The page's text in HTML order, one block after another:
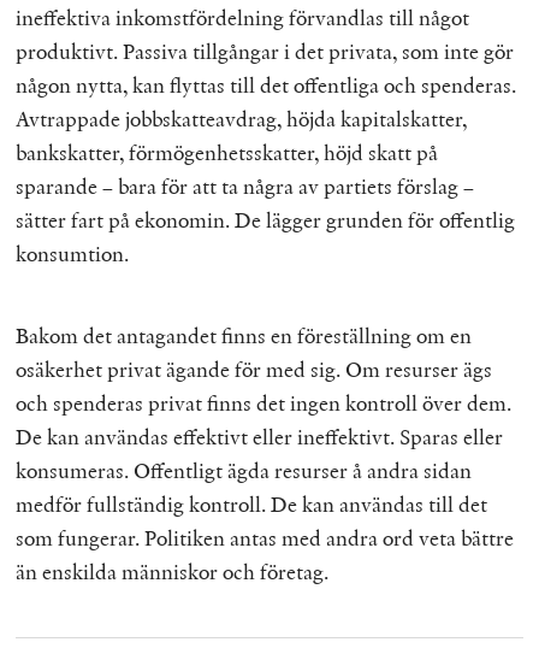
ineffektiva inkomstfördelning förvandlas till något
produktivt. Passiva tillgångar i det privata, som inte gör
någon nytta, kan flyttas till det offentliga och spenderas.
Avtrappade jobbskatteavdrag, höjda kapitalskatter,
bankskatter, förmögenhetsskatter, höjd skatt på
sparande – bara för att ta några av partiets förslag –
sätter fart på ekonomin. De lägger grunden för offentlig
konsumtion.
Bakom det antagandet finns en föreställning om en
osäkerhet privat ägande för med sig. Om resurser ägs
och spenderas privat finns det ingen kontroll över dem.
De kan användas effektivt eller ineffektivt. Sparas eller
konsumeras. Offentligt ägda resurser å andra sidan
medför fullständig kontroll. De kan användas till det
som fungerar. Politiken antas med andra ord veta bättre
än enskilda människor och företag.